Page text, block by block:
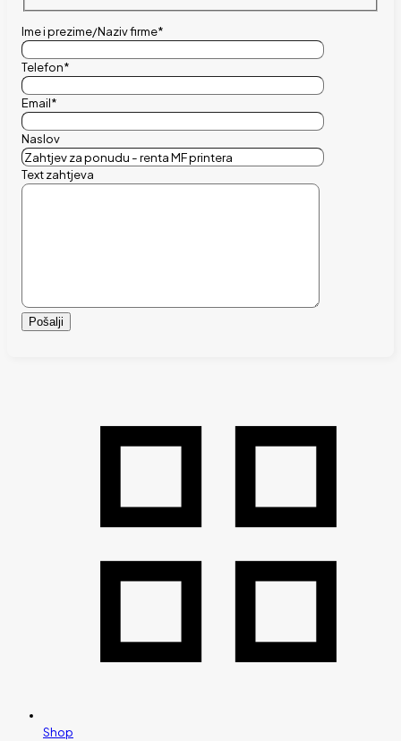
Ime i prezime/Naziv firme*
Telefon*
Email*
Naslov
Text zahtjeva
Shop